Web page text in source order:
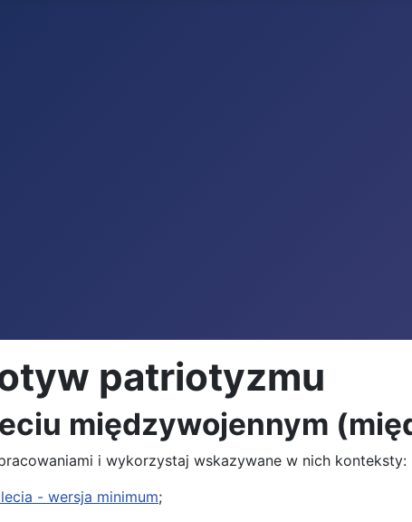
patriotyzmu
międzywojennym
i wykorzystaj wskazywane w nich konteksty:
- wersja minimum;